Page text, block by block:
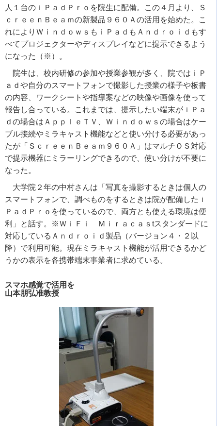
人１台のｉＰａｄＰｒｏを院生に配備。この４月より、Ｓ
ｃｒｅｅｎＢｅａｍの新製品９６０Ａの活用を始めた。こ
れによりＷｉｎｄｏｗｓもｉＰａｄもＡｎｄｒｏｉｄもす
べてプロジェクターやディスプレイなどに提示できるよう
になった（※）。
院生は、校内研修の参加や授業参観が多く、院ではｉＰ
ａｄや自分のスマートフォンで撮影した授業の様子や板書
の内容、ワークシートや指導案などの映像や画像を使って
報告し合っている。これまでは、提示したい端末がｉＰａ
ｄの場合はＡｐｐｌｅＴＶ、Ｗｉｎｄｏｗｓの場合はケー
ブル接続やミラキャスト機能などと使い分ける必要があっ
たが「ＳｃｒｅｅｎＢｅａｍ９６０Ａ」はマルチＯＳ対応
で提示機器にミラーリングできるので、使い分けが不要に
なった。
大学院２年の中村さんは「写真を撮影するときは個人の
スマートフォンで、調べものをするときは院が配備したｉ
ＰａｄＰｒｏを使っているので、両方とも使える環境は便
利」と話す。※ＷｉＦｉ Ｍｉｒａｃａｓtスタンダードに
対応しているＡｎｄｒｏｉｄ製品（バージョン４・２以
降）で利用可能。現在ミラキャスト機能が活用できるかど
うかの表示を各携帯端末事業者に求めている。
スマホ感覚で活用を
山本朋弘准教授